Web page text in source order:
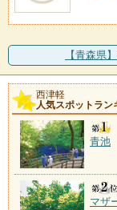
【青森県
西津軽
人気スポットラン
青池
マザ